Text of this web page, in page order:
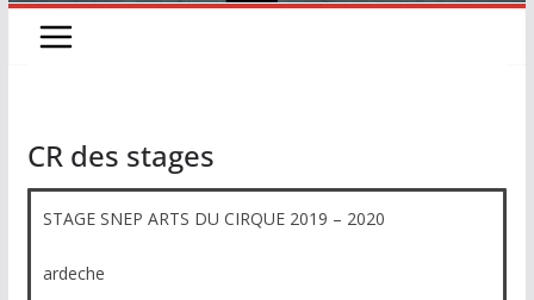
CR des stages
STAGE SNEP ARTS DU CIRQUE 2019 – 2020
ardeche